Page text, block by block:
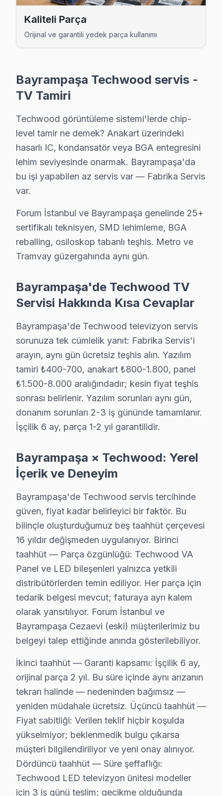
Techwood Uzman Teknisyen Ekibi — Bayrampaşa
Hakan Ö. — Techwood Servis Uzmanı
· Orijinal ve OEM yedek parça tedarikçisi
· 2010'dan günümüze tüm Techwood modelleri
Bayrampaşa Servis İstatistikleri
· Bayrampaşa'de490+Techwood TV tamiri
· Müşteri memnuniyeti
· Ortalama tamir süresi:
2–3 iş günü
· Tüm işlemler2 yıl garantili
Bu sayfayla ilgili hizmet sayfaları:
↑ Bayrampaşa TV Servis Merkezi
Bayrampaşa Yakın İlçelerde Techwood Servisi
· Bahçelievler Techwood
· Bakırköy Techwood
· Başakşehir Techwood
· Beşiktaş Techwood
· Beylikdüzü Techwood
· Bayrampaşa Hi-Level
· Bayrampaşa iFFALCON
· Bayrampaşa Samsung
· Bayrampaşa LG
· Bayrampaşa Panasonic
· Bayrampaşa Toshiba
Bayrampaşa'de Techwood TV Servisi
Bayrampaşa'de Techwood televizyon servis
Techwood TV Teknik Bilgileri
✓ Orijinal Yedek Parça
✓ Ücretsiz Arıza Tespiti
Techwood TV Arızasında Atılacak İlk Adımlar
Techwood panel'niz arızalandığında, ilk adımları
Kaliteli Parça
Orijinal ve garantili yedek parça kullanımı
Bayrampaşa Techwood servis -
TV Tamiri
Techwood görüntüleme sistemi'lerde chip-
level tamir ne demek? Anakart üzerindeki
hasarlı IC, kondansatör veya BGA entegresini
lehim seviyesinde onarmak. Bayrampaşa'da
bu işi yapabilen az servis var — Fabrika Servis
var.
Forum İstanbul ve Bayrampaşa genelinde 25+
sertifikalı teknisyen, SMD lehimleme, BGA
reballing, osiloskop tabanlı teşhis. Metro ve
Tramvay güzergahında aynı gün.
Bayrampaşa'de Techwood TV
Servisi Hakkında Kısa Cevaplar
Bayrampaşa'de Techwood televizyon servis
sorunuza tek cümlelik yanıt: Fabrika Servis'i
arayın, aynı gün ücretsiz teşhis alın. Yazılım
tamiri ₺400-700, anakart ₺800-1.800, panel
₺1.500-8.000 aralığındadır; kesin fiyat teşhis
sonrası belirlenir. Yazılım sorunları aynı gün,
donanım sorunları 2-3 iş gününde tamamlanır.
İşçilik 6 ay, parça 1-2 yıl garantilidir.
Bayrampaşa × Techwood: Yerel
İçerik ve Deneyim
Bayrampaşa'de Techwood servis tercihinde
güven, fiyat kadar belirleyici bir faktör. Bu
bilinçle oluşturduğumuz beş taahhüt çerçevesi
16 yıldır değişmeden uygulanıyor. Birinci
taahhüt — Parça özgünlüğü: Techwood VA
Panel ve LED bileşenleri yalnızca yetkili
distribütörlerden temin ediliyor. Her parça için
tedarik belgesi mevcut; faturaya ayrı kalem
olarak yansıtılıyor. Forum İstanbul ve
Bayrampaşa Cezaevi (eski) müşterilerimiz bu
belgeyi talep ettiğinde anında gösterilebiliyor.
İkinci taahhüt — Garanti kapsamı: İşçilik 6 ay,
orijinal parça 2 yıl. Bu süre içinde aynı arızanın
tekrarı halinde — nedeninden bağımsız —
yeniden müdahale ücretsiz. Üçüncü taahhüt —
Fiyat sabitliği: Verilen teklif hiçbir koşulda
yükselmiyor; beklenmedik bulgu çıkarsa
müşteri bilgilendiriliyor ve yeni onay alınıyor.
Dördüncü taahhüt — Süre şeffaflığı:
Techwood LED televizyon ünitesi modeller
için 3 iş günü teslim; gecikme olduğunda